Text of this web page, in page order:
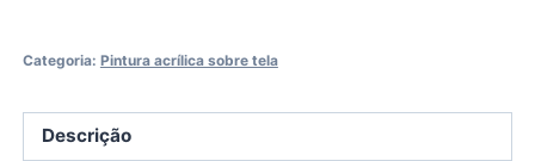
«
Oceânica
no
Categoria: Pintura acrílica sobre tela
Descrição